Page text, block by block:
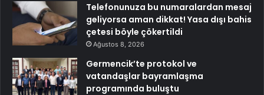
Telefonunuza bu numaralardan mesaj
geliyorsa aman dikkat! Yasa dışı bahis
çetesi böyle çökertildi
Ağustos 8, 2026
Germencik’te protokol ve
vatandaşlar bayramlaşma
programında buluştu